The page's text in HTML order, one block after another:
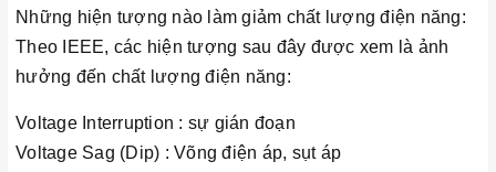
Những hiện tượng nào làm giảm chất lượng điện năng:
Theo IEEE, các hiện tượng sau đây được xem là ảnh
hưởng đến chất lượng điện năng:
Voltage Interruption : sự gián đoạn
Voltage Sag (Dip) : Võng điện áp, sụt áp